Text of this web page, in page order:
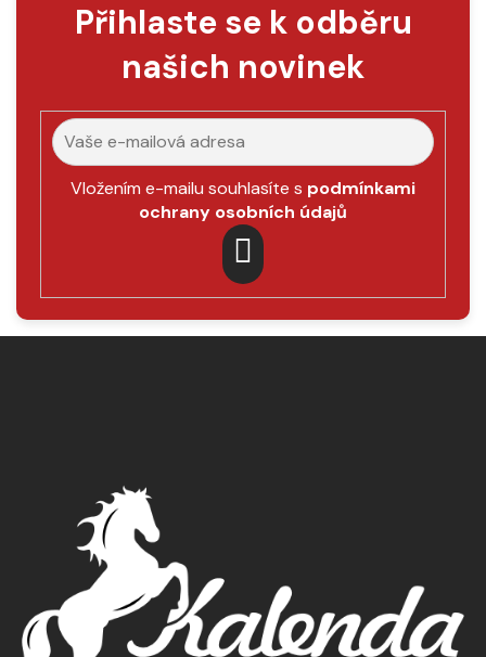
Přihlaste se k odběru
našich novinek
Vložením e-mailu souhlasíte s podmínkami
ochrany osobních údajů
PŘIHLÁSIT
SE